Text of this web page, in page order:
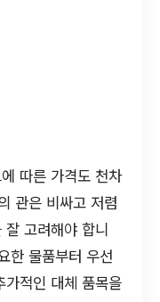
따른 가격도 천차
관은 비싸고 저렴
고려해야 합니
한 물품부터 우선
적인 대체 품목을